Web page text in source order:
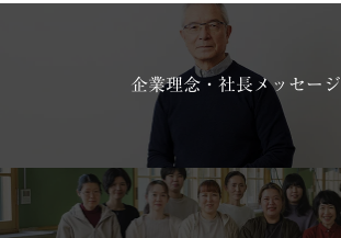
企業理念・社長メッセージ